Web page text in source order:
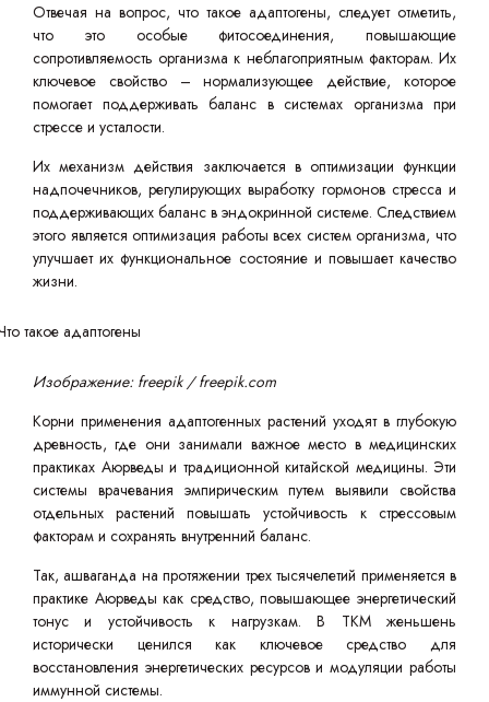
Отвечая на вопрос, что такое адаптогены, следует отметить,
что это особые фитосоединения, повышающие
сопротивляемость организма к неблагоприятным факторам. Их
ключевое свойство – нормализующее действие, которое
помогает поддерживать баланс в системах организма при
стрессе и усталости.
Их механизм действия заключается в оптимизации функции
надпочечников, регулирующих выработку гормонов стресса и
поддерживающих баланс в эндокринной системе. Следствием
этого является оптимизация работы всех систем организма, что
улучшает их функциональное состояние и повышает качество
жизни.
Изображение: freepik / freepik.com
Корни применения адаптогенных растений уходят в глубокую
древность, где они занимали важное место в медицинских
практиках Аюрведы и традиционной китайской медицины. Эти
системы врачевания эмпирическим путем выявили свойства
отдельных растений повышать устойчивость к стрессовым
факторам и сохранять внутренний баланс.
Так, ашваганда на протяжении трех тысячелетий применяется в
практике Аюрведы как средство, повышающее энергетический
тонус и устойчивость к нагрузкам. В ТКМ женьшень
исторически ценился как ключевое средство для
восстановления энергетических ресурсов и модуляции работы
иммунной системы.